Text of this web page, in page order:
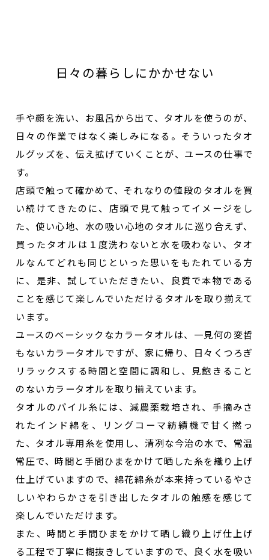
日々の暮らしにかかせない
手や顔を洗い、お風呂から出て、タオルを使うのが、
日々の作業ではなく楽しみになる。そういったタオ
ルグッズを、伝え拡げていくことが、ユースの仕事で
す。
店頭で触って確かめて、それなりの値段のタオルを買
い続けてきたのに、店頭で見て触ってイメージをし
た、使い心地、水の吸い心地のタオルに巡り合えず、
買ったタオルは１度洗わないと水を吸わない、タオ
ルなんてどれも同じといった思いをもたれている方
に、是非、試していただきたい、良質で本物である
ことを感じて楽しんでいただけるタオルを取り揃えて
います。
ユースのベーシックなカラータオルは、一見何の変哲
もないカラータオルですが、家に帰り、日々くつろぎ
リラックスする時間と空間に調和し、見飽きること
のないカラータオルを取り揃えています。
タオルのパイル糸には、減農薬栽培され、手摘みさ
れたインド綿を、リングコーマ紡績機で甘く撚っ
た、タオル専用糸を使用し、清冽な今治の水で、常温
常圧で、時間と手間ひまをかけて晒した糸を織り上げ
仕上げていますので、綿花綿糸が本来持っているやさ
しいやわらかさを引き出したタオルの触感を感じて
楽しんでいただけます。
また、時間と手間ひまをかけて晒し織り上げ仕上げ
る工程で丁寧に糊抜きしていますので、良く水を吸い